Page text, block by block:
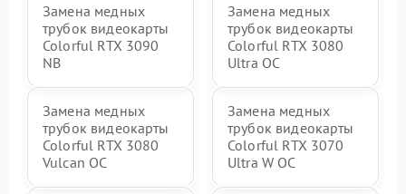
Замена медных
трубок видеокарты
Colorful RTX 3090
NB
Замена медных
трубок видеокарты
Colorful RTX 3080
Ultra OC
Замена медных
трубок видеокарты
Colorful RTX 3080
Vulcan OC
Замена медных
трубок видеокарты
Colorful RTX 3070
Ultra W OC